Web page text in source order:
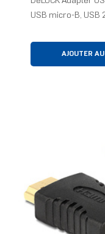
USB micro-B, USB
AJOUTER